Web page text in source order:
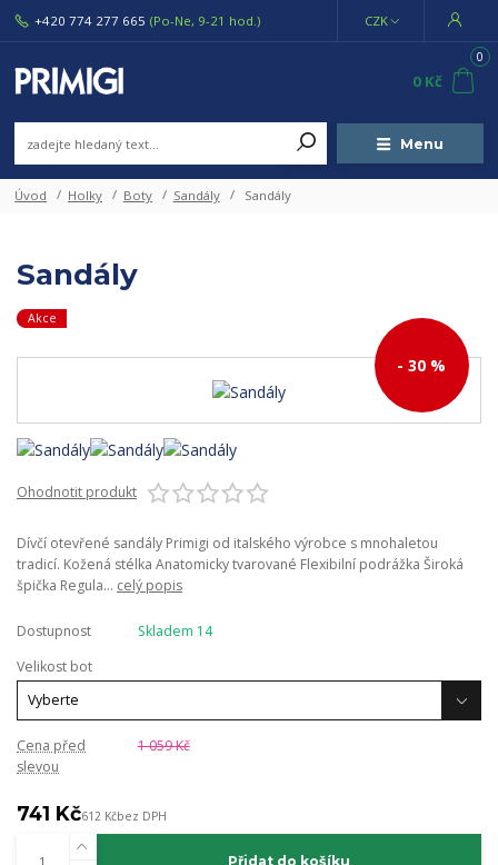
Menu
CZK
+420 774 277 665 (Po-Ne, 9-21 hod.)
0
0 Kč
Úvod Holky Boty Sandály Sandály
Sandály
Akce
- 30 %
Ohodnotit produkt
Dívčí otevřené sandály Primigi od italského výrobce s mnohaletou
tradicí. Kožená stélka Anatomicky tvarované Flexibilní podrážka Široká
špička Regula... celý popis
Dostupnost
Skladem 14
Velikost bot
Cena před
slevou
1 059 Kč
741 Kč612 Kčbez DPH
Přidat do košíku